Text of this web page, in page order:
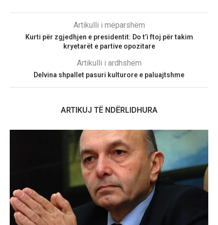
Artikulli i mëparshëm
Kurti për zgjedhjen e presidentit: Do t’i ftoj për takim
kryetarët e partive opozitare
Artikulli i ardhshëm
Delvina shpallet pasuri kulturore e paluajtshme
ARTIKUJ TË NDËRLIDHURA